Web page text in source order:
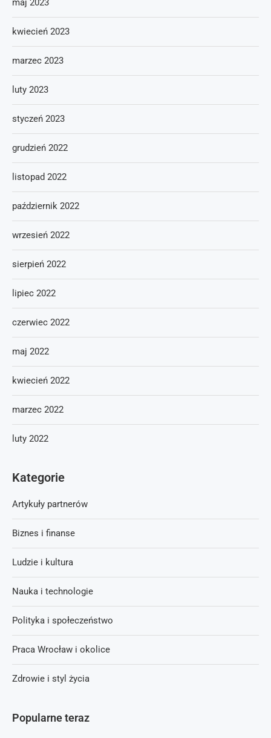
Popularne teraz
maj 2023
kwiecień 2023
marzec 2023
luty 2023
styczeń 2023
grudzień 2022
listopad 2022
październik 2022
wrzesień 2022
sierpień 2022
lipiec 2022
czerwiec 2022
maj 2022
kwiecień 2022
marzec 2022
luty 2022
Kategorie
Artykuły partnerów
Biznes i finanse
Ludzie i kultura
Nauka i technologie
Polityka i społeczeństwo
Praca Wrocław i okolice
Zdrowie i styl życia